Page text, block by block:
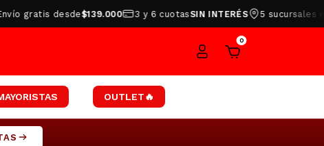
desde $139.000 3 y 6 cuotasSIN INTERÉS 5 sucursales en
0
OUTLET🔥